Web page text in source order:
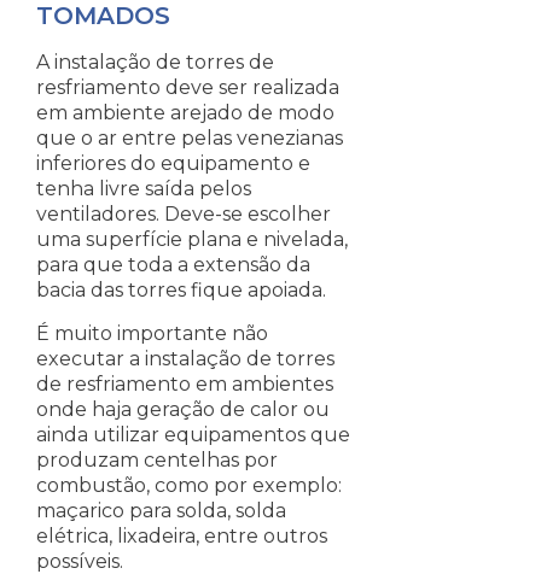
TOMADOS
A instalação de torres de
resfriamento deve ser realizada
em ambiente arejado de modo
que o ar entre pelas venezianas
inferiores do equipamento e
tenha livre saída pelos
ventiladores. Deve-se escolher
uma superfície plana e nivelada,
para que toda a extensão da
bacia das torres fique apoiada.
É muito importante não
executar a instalação de torres
de resfriamento em ambientes
onde haja geração de calor ou
ainda utilizar equipamentos que
produzam centelhas por
combustão, como por exemplo:
maçarico para solda, solda
elétrica, lixadeira, entre outros
possíveis.